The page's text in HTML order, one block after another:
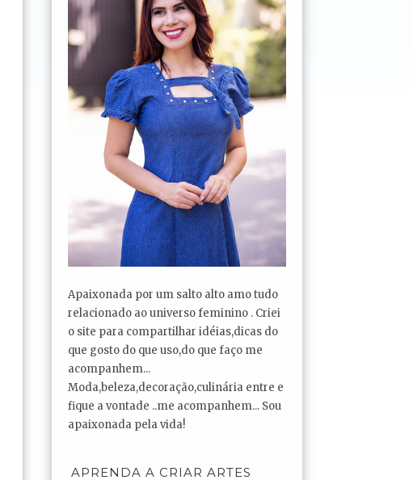
Apaixonada por um salto alto amo tudo
relacionado ao universo feminino . Criei
o site para compartilhar idéias,dicas do
que gosto do que uso,do que faço me
acompanhem...
Moda,beleza,decoração,culinária entre e
fique a vontade ..me acompanhem... Sou
apaixonada pela vida!
APRENDA A CRIAR ARTES